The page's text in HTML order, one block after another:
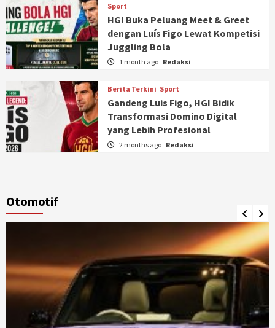
Sport
HGI Buka Peluang Meet & Greet
dengan Luís Figo Lewat Kompetisi
Juggling Bola
1 month ago Redaksi
Berita Terkini Sport
Gandeng Luis Figo, HGI Bidik
Transformasi Domino Digital
yang Lebih Profesional
2 months ago Redaksi
Otomotif